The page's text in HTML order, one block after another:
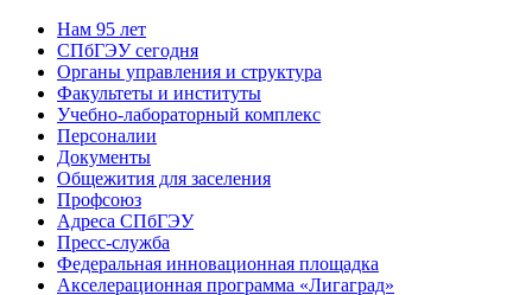
Нам 95 лет
СПбГЭУ сегодня
Органы управления и структура
Факультеты и институты
Учебно-лабораторный комплекс
Персоналии
Документы
Общежития для заселения
Профсоюз
Адреса СПбГЭУ
Пресс-служба
Федеральная инновационная площадка
Акселерационная программа «Лигаград»­­